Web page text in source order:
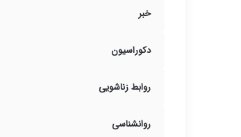
خبر
دکوراسیون
روابط زناشویی
روانشناسی